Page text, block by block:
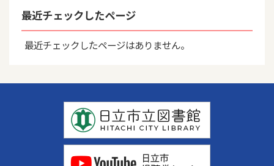
最近チェックしたページ
最近チェックしたページはありません。